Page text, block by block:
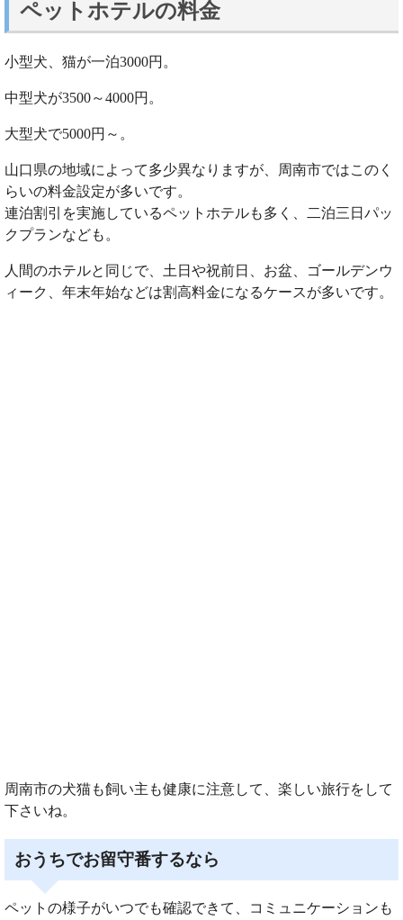
ペットホテルの料金
小型犬、猫が一泊3000円。
中型犬が3500～4000円。
大型犬で5000円～。
山口県の地域によって多少異なりますが、周南市ではこのく
らいの料金設定が多いです。
連泊割引を実施しているペットホテルも多く、二泊三日パッ
クプランなども。
人間のホテルと同じで、土日や祝前日、お盆、ゴールデンウ
ィーク、年末年始などは割高料金になるケースが多いです。
周南市の犬猫も飼い主も健康に注意して、楽しい旅行をして
下さいね。
おうちでお留守番するなら
ペットの様子がいつでも確認できて、コミュニケーションも